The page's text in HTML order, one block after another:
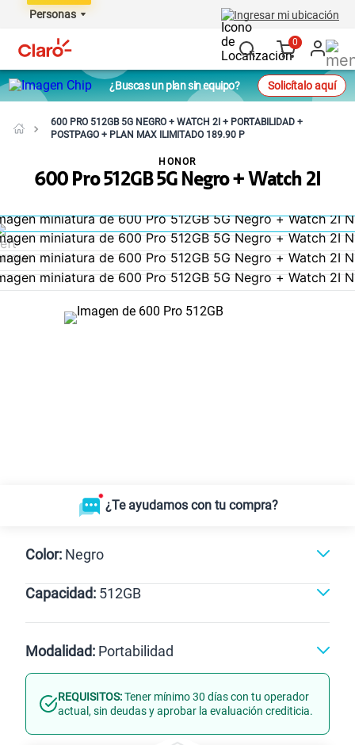
Personas Ingresar mi ubicación
0
¿Buscas un plan sin equipo? Solicítalo aquí
600 PRO 512GB 5G NEGRO + WATCH 2I + PORTABILIDAD +
POSTPAGO + PLAN MAX ILIMITADO 189.90 P
600 Pro 512GB 5G Negro + Watch 2I
HONOR
¿Te ayudamos con tu compra?
Color: Negro
Dorado
Capacidad: 512GB
512GB
Modalidad: Portabilidad
Línea Nueva Portabilidad
REQUISITOS:Tener mínimo 30 días con tu operador
actual, sin deudas y aprobar la evaluación crediticia.